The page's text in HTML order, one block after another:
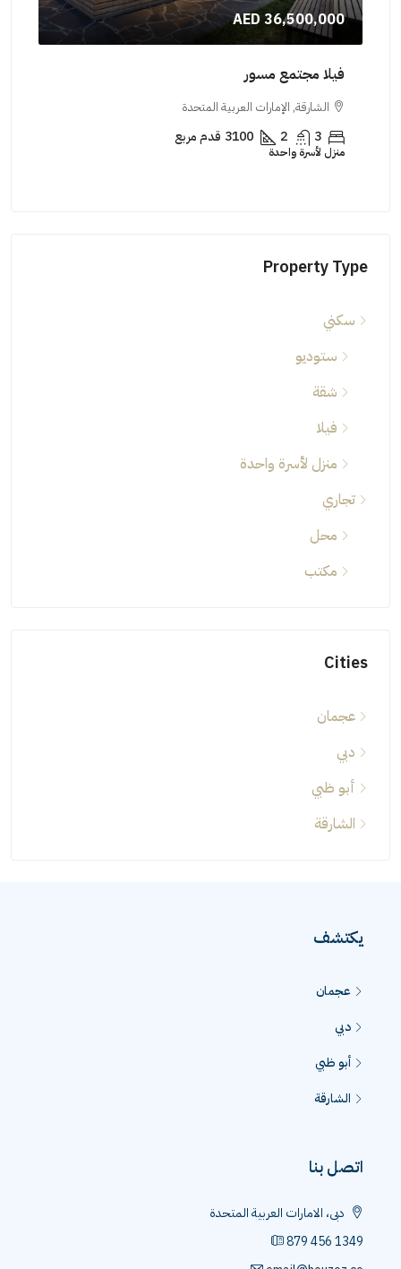
AED 36,500,000
فيلا مجتمع مسور
الشارقة, الإمارات العربية المتحدة
3
2
3100قدم مربع
منزل لأسرة واحدة
Property Type
سكني
ستوديو
شقة
فيلا
منزل لأسرة واحدة
تجاري
محل
مكتب
Cities
عجمان
دبي
أبو ظبي
الشارقة
يكتشف
عجمان
دبي
أبو ظبي
الشارقة
اتصل بنا
دبى، الامارات العربية المتحدة
879 456 1349